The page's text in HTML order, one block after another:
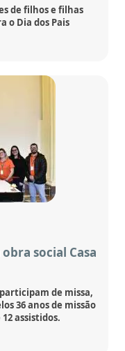
de filhos e filhas
o Dia dos Pais
social Casa
de missa,
36 anos de missão
assistidos.